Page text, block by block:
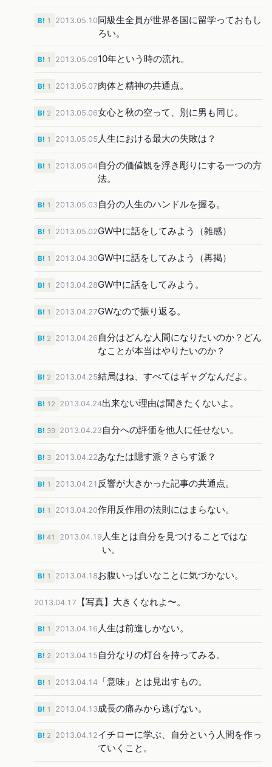
2013.05.10同級生全員が世界各国に留学っておもし
ろい。
B! 1
2013.05.0910年という時の流れ。
B! 1
2013.05.07肉体と精神の共通点。
B! 1
2013.05.06女心と秋の空って、別に男も同じ。
B! 2
2013.05.05 人生における最大の失敗は？
B! 1
2013.05.04 自分の価値観を浮き彫りにする一つの方
法。
B! 1
2013.05.03 自分の人生のハンドルを握る。
B! 1
2013.05.02GW中に話をしてみよう（雑感）
B! 1
2013.04.30GW中に話をしてみよう（再掲）
B! 1
2013.04.28GW中に話をしてみよう。
B! 1
2013.04.27GWなので振り返る。
B! 1
2013.04.26 自分はどんな人間になりたいのか？どん
なことが本当はやりたいのか？
B! 2
2013.04.25結局はね、すべてはギャグなんだよ。
B! 2
2013.04.24出来ない理由は聞きたくないよ。
B! 12
2013.04.23 自分への評価を他人に任せない。
B! 39
2013.04.22あなたは隠す派？さらす派？
B! 3
2013.04.21 反響が大きかった記事の共通点。
B! 1
2013.04.20作用反作用の法則にはまらない。
B! 1
2013.04.19 人生とは自分を見つけることではな
い。
B! 41
2013.04.18お腹いっぱいなことに気づかない。
B! 1
2013.04.17 【写真】大きくなれよ〜。
2013.04.16 人生は前進しかない。
B! 1
2013.04.15 自分なりの灯台を持ってみる。
B! 2
2013.04.14 「意味」とは見出すもの。
B! 1
2013.04.13 成長の痛みから逃げない。
B! 1
2013.04.12イチローに学ぶ、自分という人間を作っ
ていくこと。
B! 2